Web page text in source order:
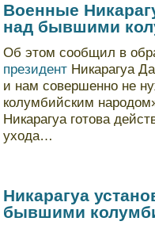
Военные
над бывшими
Об этом сообщил в
президент Никарагуа
и нам совершенно не
колумбийским
Никарагуа готова
ухода…
Никарагуа
бывшими